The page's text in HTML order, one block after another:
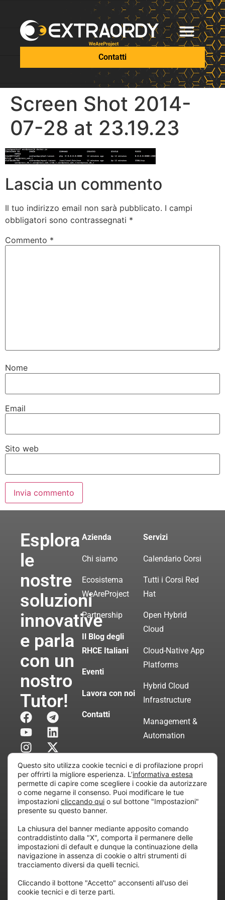
Contatti
Screen Shot 2014-
07-28 at 23.19.23
Lascia un commento
Il tuo indirizzo email non sarà pubblicato. I campi
obbligatori sono contrassegnati *
Commento *
Nome
Email
Sito web
Esplora
le
nostre
soluzioni
innovative
e parla
con un
nostro
Tutor!
Azienda
Chi siamo
Ecosistema
WeAreProject
Partnership
Il Blog degli
RHCE Italiani
Eventi
Lavora con noi
Contatti
Servizi
Calendario Corsi
Tutti i Corsi Red
Hat
Open Hybrid
Cloud
Cloud-Native App
Platforms
Hybrid Cloud
Infrastructure
Management &
Automation
Servizi di
Consulenza
Certificata
all’attività di direzione e coordinamento di “Project
Informatica”
REA: MI – 194005, P. IVA / CF 07165600961 – All
rights reserved.
Questo sito utilizza cookie tecnici e di profilazione propri
per offrirti la migliore esperienza. L’informativa estesa
permette di capire come scegliere i cookie da autorizzare
o come negarne il consenso. Puoi modificare le tue
impostazioni cliccando qui o sul bottone "Impostazioni"
presente su questo banner.
La chiusura del banner mediante apposito comando
contraddistinto dalla "X", comporta il permanere delle
impostazioni di default e dunque la continuazione della
navigazione in assenza di cookie o altri strumenti di
tracciamento diversi da quelli tecnici.
Cliccando il bottone "Accetto" acconsenti all'uso dei
cookie tecnici e di terze parti.